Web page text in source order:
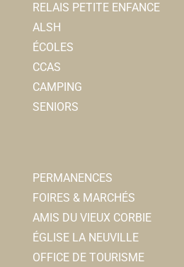
RELAIS PETITE ENFANCE
ALSH
ÉCOLES
CCAS
CAMPING
SENIORS
PERMANENCES
FOIRES & MARCHÉS
AMIS DU VIEUX CORBIE
ÉGLISE LA NEUVILLE
OFFICE DE TOURISME